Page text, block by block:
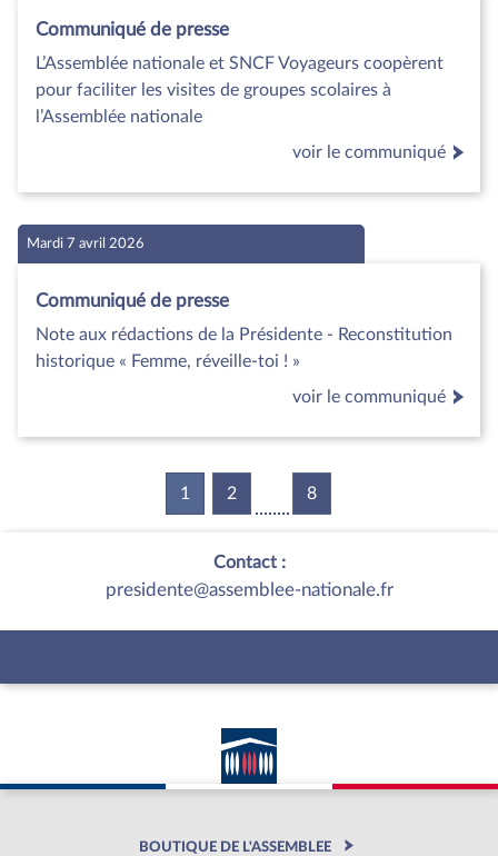
Communiqué de presse
L’Assemblée nationale et SNCF Voyageurs coopèrent
pour faciliter les visites de groupes scolaires à
l’Assemblée nationale
voir le communiqué
Mardi 7 avril 2026
Communiqué de presse
Note aux rédactions de la Présidente - Reconstitution
historique « Femme, réveille-toi ! »
voir le communiqué
1 (current)
2 8
Contact :
presidente@assemblee-nationale.fr
BOUTIQUE DE L'ASSEMBLEE